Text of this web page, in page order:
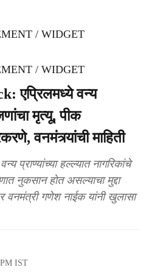
/ WIDGET
/ WIDGET
एप्रिलमध्ये वन्य
मृत्यू, पीक
वनमंत्र्यांची माहिती
प्राण्यांच्या हल्ल्यात नागरिकांचे
नुकसान होत असल्याचा मुद्दा
वनमंत्री गणेश नाईक यांनी खुलासा
IST